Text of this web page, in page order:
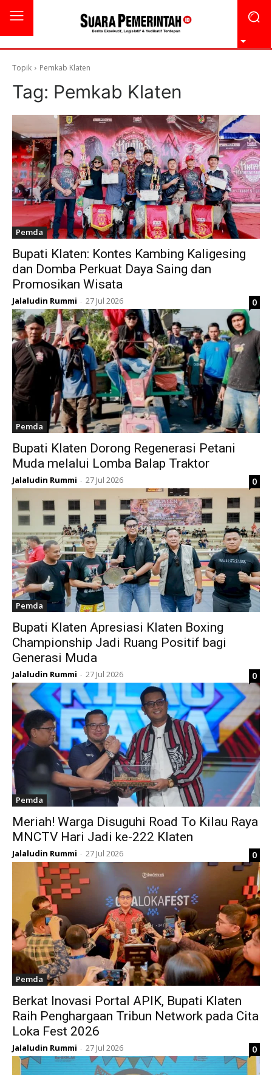
Topik Pemkab Klaten
Tag: Pemkab Klaten
Pemda
Bupati Klaten: Kontes Kambing Kaligesing
dan Domba Perkuat Daya Saing dan
Promosikan Wisata
Jalaludin Rummi - 27 Jul 2026 0
Pemda
Bupati Klaten Dorong Regenerasi Petani
Muda melalui Lomba Balap Traktor
Jalaludin Rummi - 27 Jul 2026 0
Pemda
Bupati Klaten Apresiasi Klaten Boxing
Championship Jadi Ruang Positif bagi
Generasi Muda
Jalaludin Rummi - 27 Jul 2026 0
Pemda
Meriah! Warga Disuguhi Road To Kilau Raya
MNCTV Hari Jadi ke-222 Klaten
Jalaludin Rummi - 27 Jul 2026 0
Pemda
Berkat Inovasi Portal APIK, Bupati Klaten
Raih Penghargaan Tribun Network pada Cita
Loka Fest 2026
Jalaludin Rummi - 27 Jul 2026 0